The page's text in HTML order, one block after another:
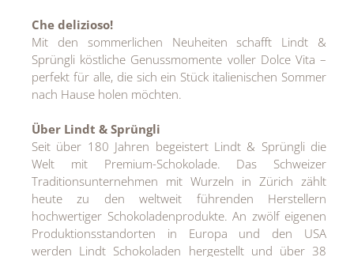
Che delizioso!
Mit den sommerlichen Neuheiten schafft Lindt &
Sprüngli köstliche Genussmomente voller Dolce Vita –
perfekt für alle, die sich ein Stück italienischen Sommer
nach Hause holen möchten.
Über Lindt & Sprüngli
Seit über 180 Jahren begeistert Lindt & Sprüngli die
Welt mit Premium-Schokolade. Das Schweizer
Traditionsunternehmen mit Wurzeln in Zürich zählt
heute zu den weltweit führenden Herstellern
hochwertiger Schokoladenprodukte. An zwölf eigenen
Produktionsstandorten in Europa und den USA
werden Lindt Schokoladen hergestellt und über 38